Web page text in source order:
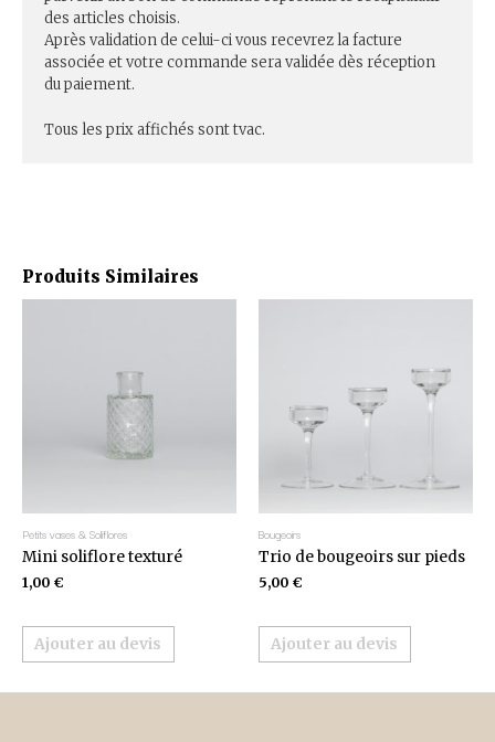
Produits Similaires
Petits vases & Soliflores
Mini soliflore texturé
1,00 €
Ajouter au devis
Bougeoirs
Trio de bougeoirs sur pieds
5,00 €
Ajouter au devis
des articles choisis.
Après validation de celui-ci vous recevrez la facture
associée et votre commande sera validée dès réception
du paiement.
Tous les prix affichés sont tvac.